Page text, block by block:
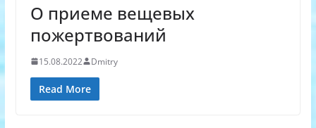
О приеме вещевых
пожертвований
15.08.2022 Dmitry
Read More